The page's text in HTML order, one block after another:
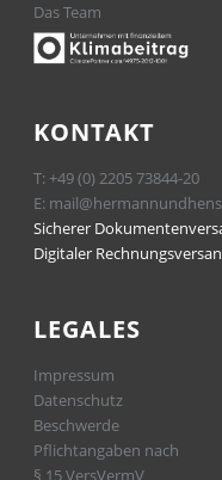
Das Team
KONTAKT
T: +49 (0) 2205 73844-20
E:
Sicherer
Digitaler
LEGALES
Impressum
Datenschutz
Beschwerde
Pflichtangaben nach
§ 15 VersVermV